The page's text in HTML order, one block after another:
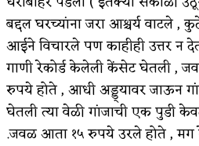
बद्दल घरच्यांना जरा आश्चर्य वाटले ,
आईने विचारले पण काहीही उत्तर न
गाणी रेकोर्ड केलेली केंसेट घेतली ,
रुपये होते , आधी अड्ड्यावर जाऊन
घेतली त्या वेळी गांजाची एक पुडी
.जवळ आता १५ रुपये उरले होते ,